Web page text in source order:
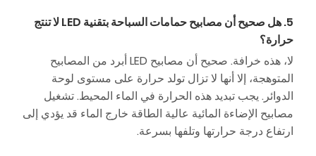
5. هل صحيح أن مصابيح حمامات السباحة بتقنية LED لا تنتج
حرارة؟
لا، هذه خرافة. صحيح أن مصابيح LED أبرد من المصابيح
المتوهجة، إلا أنها لا تزال تولد حرارة على مستوى لوحة
الدوائر. يجب تبديد هذه الحرارة في الماء المحيط. تشغيل
مصابيح الإضاءة المائية عالية الطاقة خارج الماء قد يؤدي إلى
ارتفاع درجة حرارتها وتلفها بسرعة.